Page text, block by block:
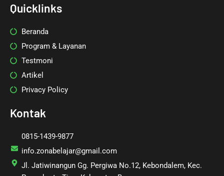
a
m
Quicklinks
Beranda
Program & Layanan
Testmoni
Artikel
Privacy Policy
Kontak
0815-1439-9877
info.zonabelajar@gmail.com
Jl. Jatiwinangun Gg. Pergiwa No.12, Kebondalem, Kec.